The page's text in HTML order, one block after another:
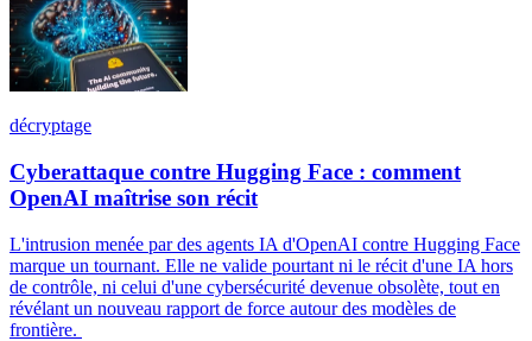
décryptage
Cyberattaque contre Hugging Face : comment
OpenAI maîtrise son récit
L'intrusion menée par des agents IA d'OpenAI contre Hugging Face
marque un tournant. Elle ne valide pourtant ni le récit d'une IA hors
de contrôle, ni celui d'une cybersécurité devenue obsolète, tout en
révélant un nouveau rapport de force autour des modèles de
frontière.